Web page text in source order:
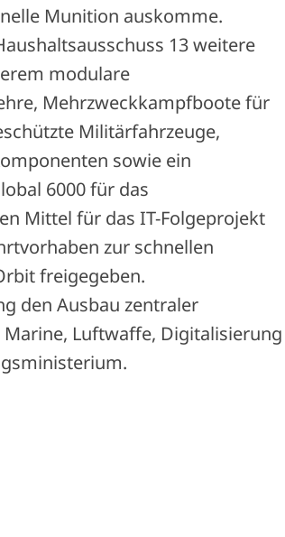
Munition auskomme.
13 weitere
modulare
Mehrzweckkampfboote für
Militärfahrzeuge,
sowie ein
6000 für das
Mittel für das IT-Folgeprojekt
zur schnellen
freigegeben.
den Ausbau zentraler
Luftwaffe, Digitalisierung